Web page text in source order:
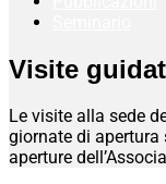
Visite
Le visite alla sede
giornate di
aperture